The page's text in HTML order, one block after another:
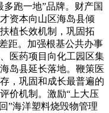
跑一地”品牌。财产国
资本向山区海岛县倾
植长效机制，巩固拓
距。加强根基公共办事
医药项目向化工园区集
岛县延长落地。鞭策医
，巩固和成长最普遍的
价机制。激励“上大压
”海洋塑料烧毁物管理